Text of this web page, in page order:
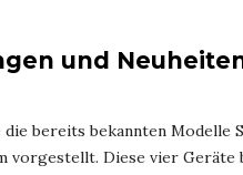
und
bereits bekannten Modelle
vorgestellt. Diese vier Geräte